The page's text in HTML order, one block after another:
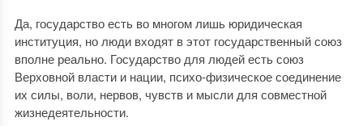
Да, государство есть во многом лишь юридическая
институция, но люди входят в этот государственный союз
вполне реально. Государство для людей есть союз
Верховной власти и нации, психо-физическое соединение
их силы, воли, нервов, чувств и мысли для совместной
жизнедеятельности.